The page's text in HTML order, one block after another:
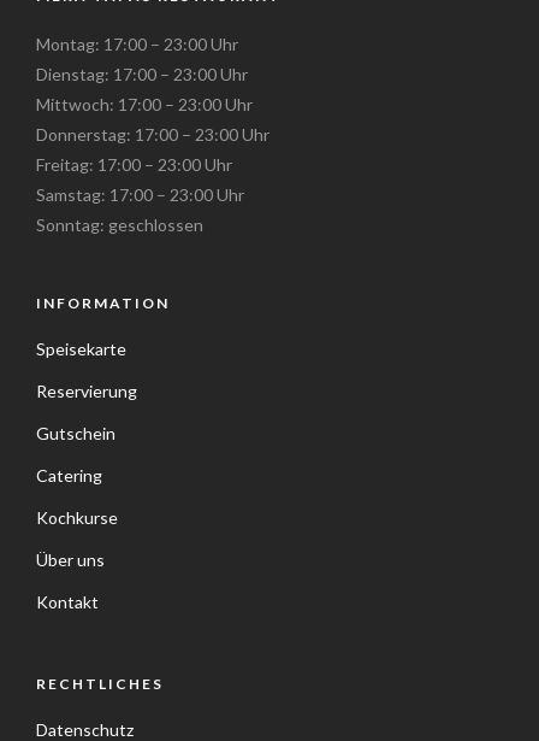
Montag: 17:00 – 23:00 Uhr
Dienstag: 17:00 – 23:00 Uhr
Mittwoch: 17:00 – 23:00 Uhr
Donnerstag: 17:00 – 23:00 Uhr
Freitag: 17:00 – 23:00 Uhr
Samstag: 17:00 – 23:00 Uhr
Sonntag: geschlossen
INFORMATION
Speisekarte
Reservierung
Gutschein
Catering
Kochkurse
Über uns
Kontakt
RECHTLICHES
Datenschutz